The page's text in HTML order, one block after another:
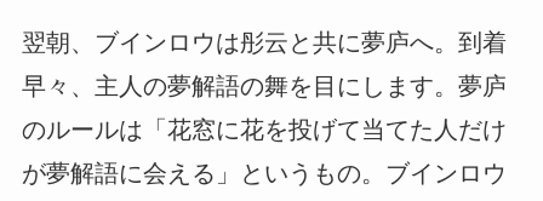
翌朝、ブインロウは彤云と共に夢庐へ。到着
早々、主人の夢解語の舞を目にします。夢庐
のルールは「花窓に花を投げて当てた人だけ
が夢解語に会える」というもの。ブインロウ